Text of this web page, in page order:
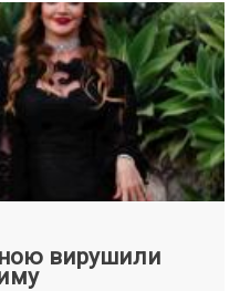
вирушили